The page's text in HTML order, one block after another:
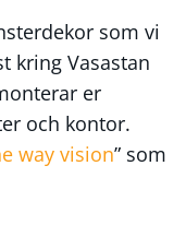
som vi
kring Vasastan
er
och kontor.
way vision” som